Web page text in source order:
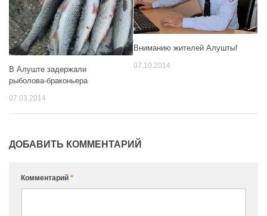
В Алуште задержали
рыболова-браконьера
07.03.2014
Вниманию жителей Алушты!
07.10.2014
ДОБАВИТЬ КОММЕНТАРИЙ
Комментарий *